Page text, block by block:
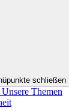
schließen
Themen